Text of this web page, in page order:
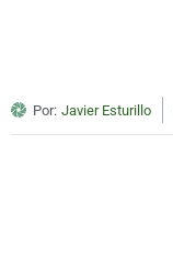
Por: Javier Esturillo